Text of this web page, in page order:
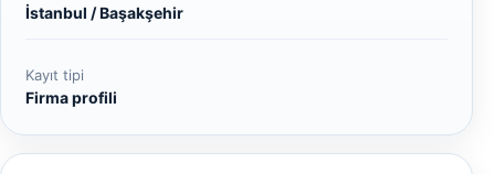
İstanbul / Başakşehir
Kayıt tipi
Firma profili